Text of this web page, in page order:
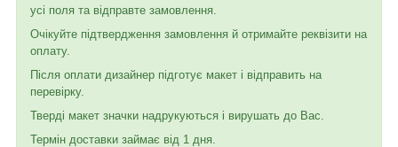
усі поля та відправте замовлення.
Очікуйте підтвердження замовлення й отримайте реквізити на
оплату.
Після оплати дизайнер підготує макет і відправить на
перевірку.
Тверді макет значки надрукуються і вирушать до Вас.
Термін доставки займає від 1 дня.